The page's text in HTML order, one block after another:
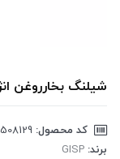
شیلنگ بخارروغن انژکتور پراید
کد محصول:
برند: GISP